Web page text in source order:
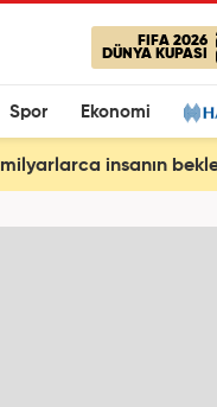
FIFA 2026
DÜNYA KUPASI
Spor Ekonomi
insanın